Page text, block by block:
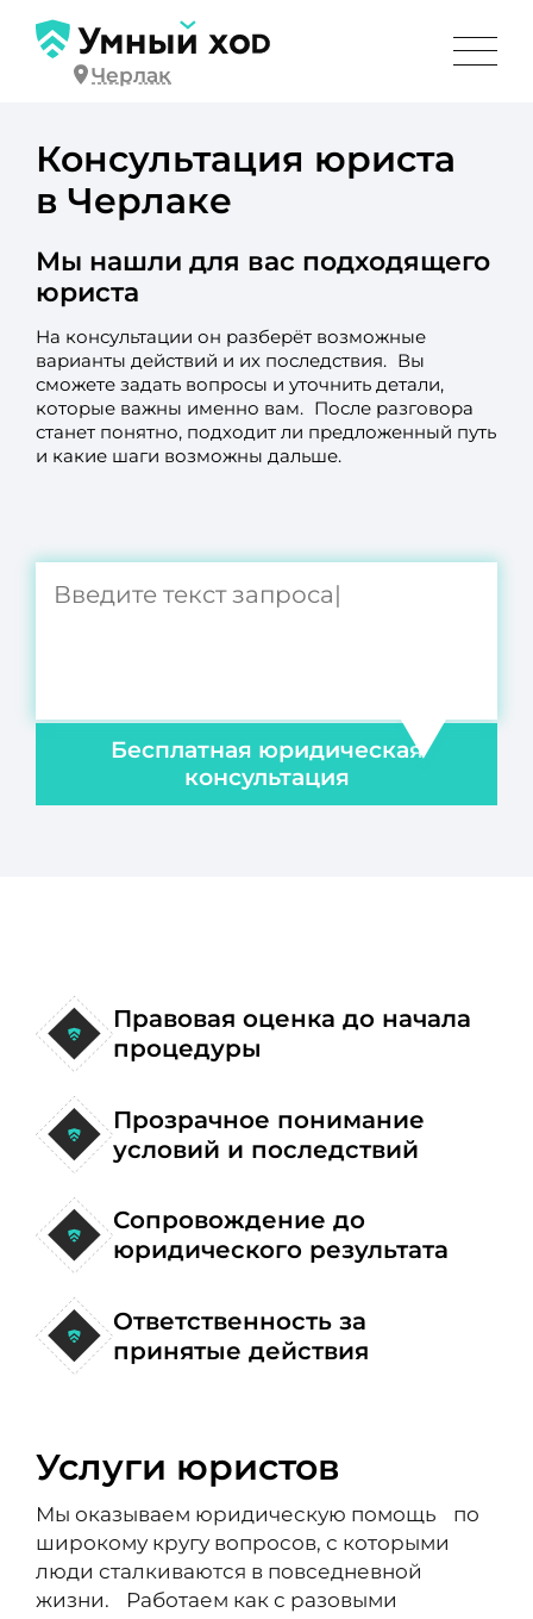
Черлак
Консультация юриста
в Черлаке
Мы нашли для вас подходящего
юриста
На консультации он разберёт возможные
варианты действий и их последствия. Вы
сможете задать вопросы и уточнить детали,
которые важны именно вам. После разговора
станет понятно, подходит ли предложенный путь
и какие шаги возможны дальше.
Бесплатная юридическая
консультация
Правовая оценка до начала
процедуры
Прозрачное понимание
условий и последствий
Сопровождение до
юридического результата
Ответственность за
принятые действия
Услуги юристов
Мы оказываем юридическую помощь по
широкому кругу вопросов, с которыми
люди сталкиваются в повседневной
жизни. Работаем как с разовыми